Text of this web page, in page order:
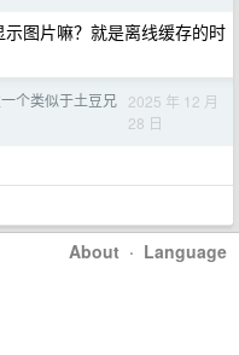
图片嘛？就是离线缓存的时
个类似于土豆兄 2025 年 12 月
28 日
About · Language